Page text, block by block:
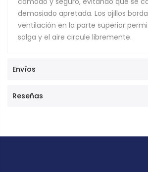
demasiado apretada. Los ojillos
ventilación en la parte superior
salga y el aire circule libremente.
Envíos
Reseñas